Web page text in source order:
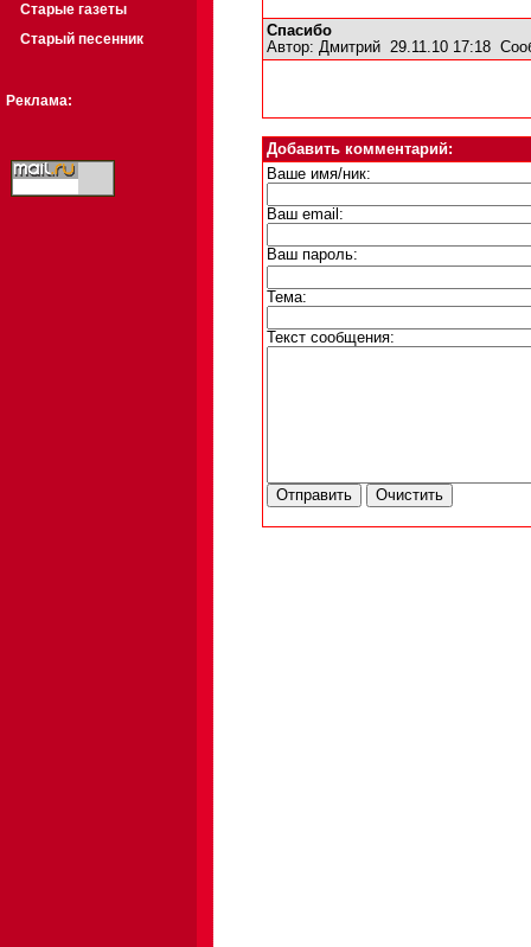
Старые газеты
Старый песенник
Реклама:
Спасибо
Автор: Дмитрий 29.11.10 17:18
Добавить комментарий:
Ваше имя/ник:
Ваш email:
Ваш пароль:
Тема:
Текст сообщения: